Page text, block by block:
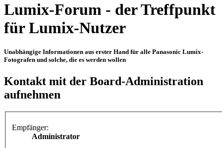
Lumix-Forum - der Treffpunkt
für Lumix-Nutzer
Unabhängige Informationen aus erster Hand für alle Panasonic Lumix-
Fotografen und solche, die es werden wollen
Kontakt mit der Board-Administration
aufnehmen
Empfänger:
Administrator